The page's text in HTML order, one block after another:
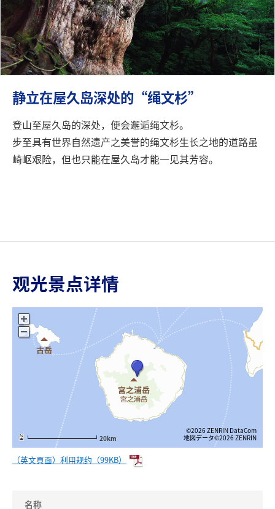
静立在屋久岛深处的“绳文杉”
登山至屋久岛的深处，便会邂逅绳文杉。
步至具有世界自然遗产之美誉的绳文杉生长之地的道路虽
崎岖艰险，但也只能在屋久岛才能一见其芳容。
观光景点详情
20km
©2026 ZENRIN DataCom
地図データ©2026 ZENRIN
（英文頁面）利用规约（99KB）
名称